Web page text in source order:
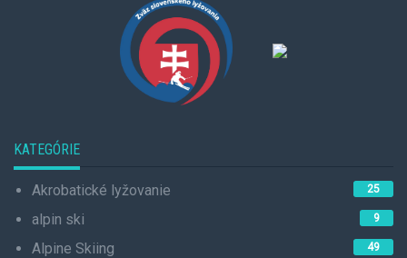
KATEGÓRIE
Akrobatické lyžovanie 25
alpin ski 9
Alpine Skiing 49